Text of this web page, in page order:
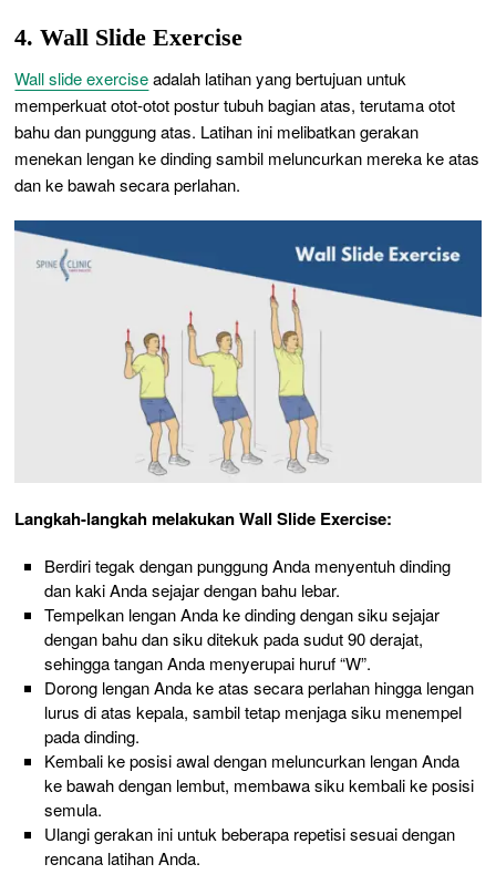
4. Wall Slide Exercise
Wall slide exerciseadalah latihan yang bertujuan untuk
memperkuat otot-otot postur tubuh bagian atas, terutama otot
bahu dan punggung atas. Latihan ini melibatkan gerakan
menekan lengan ke dinding sambil meluncurkan mereka ke atas
dan ke bawah secara perlahan.
Langkah-langkah melakukan Wall Slide Exercise:
Berdiri tegak dengan punggung Anda menyentuh dinding
dan kaki Anda sejajar dengan bahu lebar.
Tempelkan lengan Anda ke dinding dengan siku sejajar
dengan bahu dan siku ditekuk pada sudut 90 derajat,
sehingga tangan Anda menyerupai huruf “W”.
Dorong lengan Anda ke atas secara perlahan hingga lengan
lurus di atas kepala, sambil tetap menjaga siku menempel
pada dinding.
Kembali ke posisi awal dengan meluncurkan lengan Anda
ke bawah dengan lembut, membawa siku kembali ke posisi
semula.
Ulangi gerakan ini untuk beberapa repetisi sesuai dengan
rencana latihan Anda.